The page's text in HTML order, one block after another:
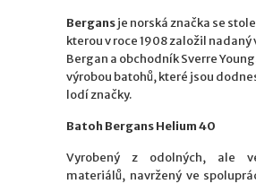
Bergansje norská značka se
kterou v roce 1908 založil nadaný
Bergan a obchodník Sverre
výrobou batohů, které jsou
lodí značky.
Batoh Bergans Helium 40
Vyrobený z odolných, ale
materiálů, navržený ve